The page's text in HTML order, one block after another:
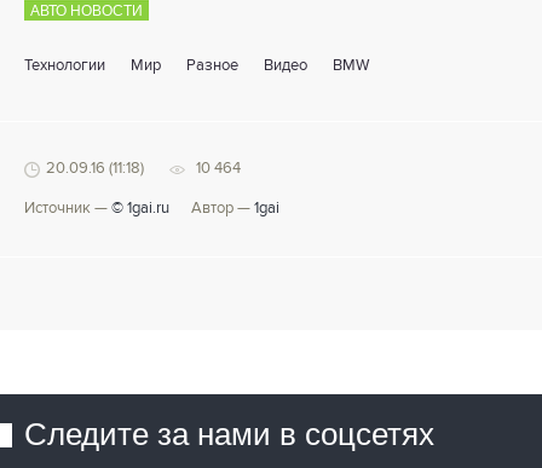
АВТО НОВОСТИ
Технологии Мир Разное Видео BMW
20.09.16 (11:18) 10 464
Источник — © 1gai.ru Автор — 1gai
Следите за нами в соцсетях